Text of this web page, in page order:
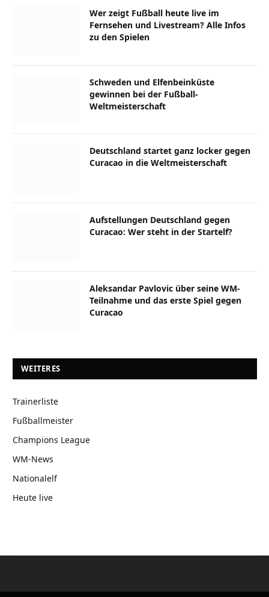
Wer zeigt Fußball heute live im
Fernsehen und Livestream? Alle Infos
zu den Spielen
Schweden und Elfenbeinküste
gewinnen bei der Fußball-
Weltmeisterschaft
Deutschland startet ganz locker gegen
Curacao in die Weltmeisterschaft
Aufstellungen Deutschland gegen
Curacao: Wer steht in der Startelf?
Aleksandar Pavlovic über seine WM-
Teilnahme und das erste Spiel gegen
Curacao
WEITERES
Trainerliste
Fußballmeister
Champions League
WM-News
Nationalelf
Heute live